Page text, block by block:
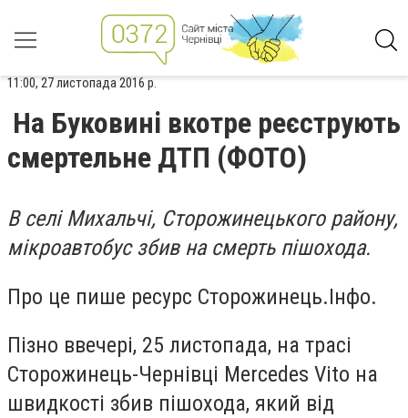
11:00, 27 листопада 2016 р.
На Буковині вкотре реєструють
смертельне ДТП (ФОТО)
В селі Михальчі, Сторожинецького району,
мікроавтобус збив на смерть пішохода.
Про це пише ресурс Сторожинець.Інфо.
Пізно ввечері, 25 листопада, на трасі
Сторожинець-Чернівці Mercedes Vito на
швидкості збив пішохода, який від